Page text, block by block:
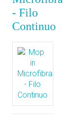
- Filo
Continuo